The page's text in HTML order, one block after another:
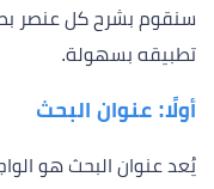
سنقوم بشرح كل عنصر
تطبيقه بسهولة.
أولًا: عنوان البحث
يُعد عنوان البحث هو